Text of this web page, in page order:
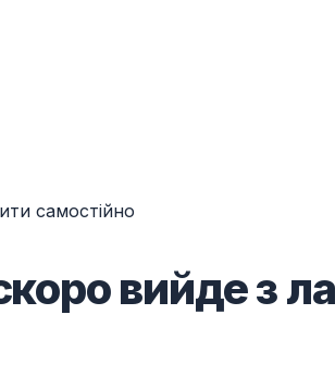
самостійно
вийде з